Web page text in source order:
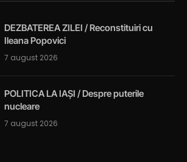
DEZBATEREA ZILEI / Reconstituiri cu
Ileana Popovici
7 august 2026
POLITICA LA IAȘI / Despre puterile
nucleare
7 august 2026